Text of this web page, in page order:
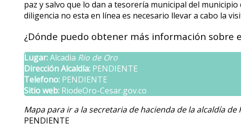
paz y salvo que lo dan a tesorería municipal del municipio
diligencia no esta en línea es necesario llevar a cabo la
¿Dónde puedo obtener más información sobre
Lugar:Alcadia Rio de Oro
Dirección Alcaldía: PENDIENTE
Telefono: PENDIENTE
Sitio web: RiodeOro-Cesar.gov.co
Mapa para ir a la secretaria de hacienda de la alcaldía de
PENDIENTE